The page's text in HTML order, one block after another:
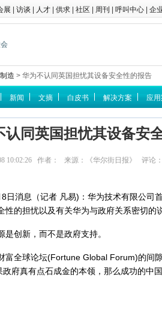
展 访谈 人才 供求 社区 周刊 呼叫中心 企
制造 > 华为不认同英国担忧其设备安全性的报告
新闻 文摘 白皮书 解决方案 应用
认同英国担忧其设备安
10:02:26 作者： 来源：《华尔街日报》 评论：
消息（记者 凡易)：华为技术有限公司
的担忧以及有关华为与政府关系密切的
创新，而不是政府支持。
全球论坛(Fortune Global Forum)的间
府真有点石成金的本领，那么成功的中国